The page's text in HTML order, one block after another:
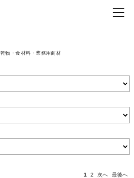
乾物・食材料・業務用商材
1 2 次へ 最後へ